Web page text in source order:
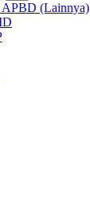
APBD (Lainnya)